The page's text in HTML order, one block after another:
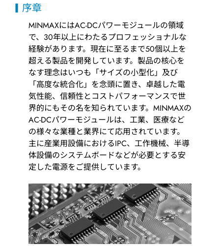
序章
MINMAXにはAC-DCパワーモジュールの領域
で、30年以上にわたるプロフェッショナルな
経験があります。現在に至るまで50個以上を
超える製品を開発しています。製品の核心を
なす理念はいつも「サイズの小型化」及び
「高度な統合化」を念頭に置き、卓越した電
気性能、信頼性とコストパフォーマンスで世
界的にもその名を知られています。MINMAXの
AC-DCパワーモジュールは、工業、医療など
の様々な業種と業界にて応用されています。
主に産業用設備におけるIPC、工作機械、半導
体設備のシステムボードなどが必要とする安
定した電源をご提供しています。
AC-DC パワーモジュール
用途分野
サポート
会社情報
最新情報